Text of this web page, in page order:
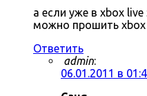
а если уже в xbox live
можно прошить xbox
Ответить
admin:
06.01.2011 в